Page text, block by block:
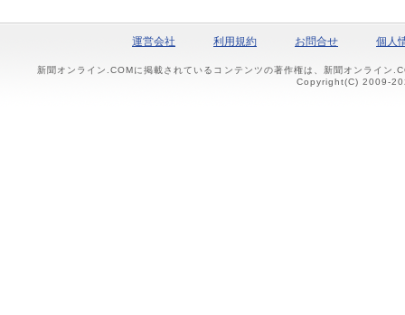
運営会社 利用規約 お問合せ 個人
新聞オンライン.COMに掲載されているコンテンツの著作権は、新聞オンライン
Copyright(C) 2009-